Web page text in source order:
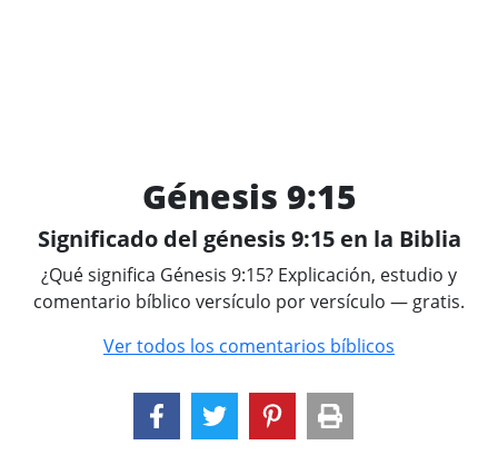
Génesis 9:15
Significado del génesis 9:15 en la Biblia
¿Qué significa Génesis 9:15? Explicación, estudio y
comentario bíblico versículo por versículo — gratis.
Ver todos los comentarios bíblicos